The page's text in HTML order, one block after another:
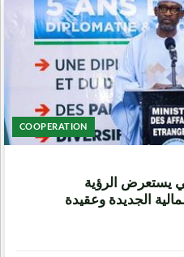
COOPERATION
يستعرض الرؤية
الجديدة وعقيدة